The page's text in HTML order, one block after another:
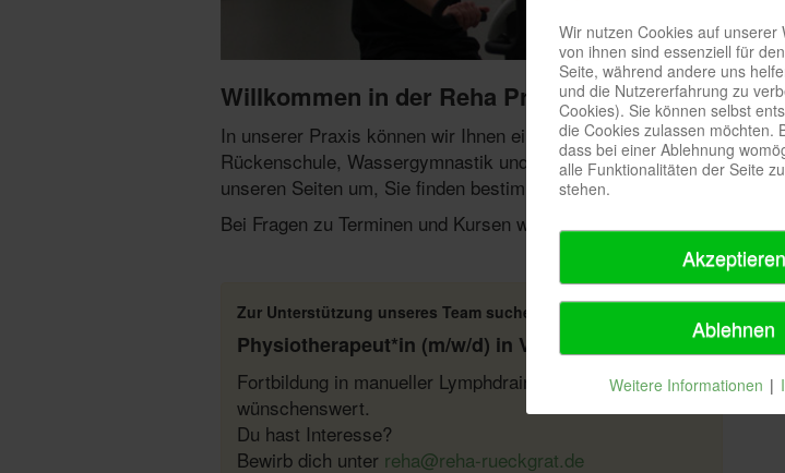
Willkommen in der Reha Praxis Rückgrat
In unserer Praxis können wir Ihnen ein erweitertes Angebot aus
Rückenschule, Wassergymnastik und diversen Kinder-
unseren Seiten um, Sie finden bestimmt einen Kurs, der zu Ihnen
Bei Fragen zu Terminen und Kursen wenden Sie sich bitte
Zur Unterstützung unseres Team suchen wir dich:
Physiotherapeut*in (m/w/d) in Voll- und Teilzeit
Fortbildung in manueller Lymphdrainage
wünschenswert.
Du hast Interesse?
Bewirb dich unter reha@reha-rueckgrat.de
Wir nutzen Cookies auf unserer
von ihnen sind essenziell für
Seite, während andere uns
und die Nutzererfahrung zu
Cookies). Sie können selbst
die Cookies zulassen möchten.
dass bei einer Ablehnung
alle Funktionalitäten der Seite
stehen.
Akzeptieren
Ablehnen
Weitere Informationen |